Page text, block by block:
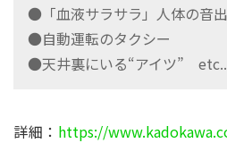
●「血液サラサラ」人体の音
●自動運転のタクシー
●天井裏にいる“アイツ”
詳細： https://